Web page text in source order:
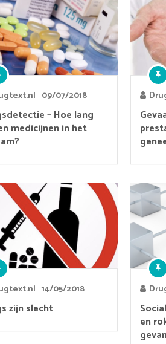
09/07/2018
– Hoe lang
medicijnen in het
14/05/2018
zijn slecht
en